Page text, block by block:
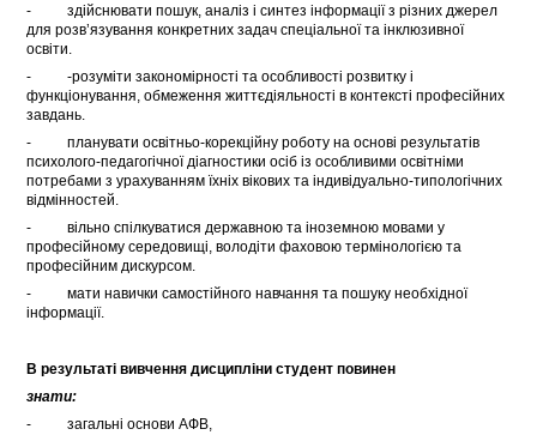
- здійснювати пошук, аналіз і синтез інформації з різних джерел
для розв’язування конкретних задач спеціальної та інклюзивної
освіти.
- -розуміти закономірності та особливості розвитку і
функціонування, обмеження життєдіяльності в контексті професійних
завдань.
- планувати освітньо-корекційну роботу на основі результатів
психолого-педагогічної діагностики осіб із особливими освітніми
потребами з урахуванням їхніх вікових та індивідуально-типологічних
відмінностей.
- вільно спілкуватися державною та іноземною мовами у
професійному середовищі, володіти фаховою термінологією та
професійним дискурсом.
- мати навички самостійного навчання та пошуку необхідної
інформації.
В результаті вивчення дисципліни студент повинен
знати:
- загальні основи АФВ,